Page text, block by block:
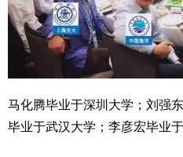
马化腾毕业于深圳大学；刘强
毕业于武汉大学；李彦宏毕业